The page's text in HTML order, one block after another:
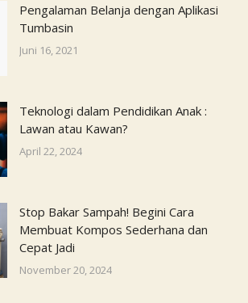
Pengalaman Belanja dengan Aplikasi
Tumbasin
Juni 16, 2021
Teknologi dalam Pendidikan Anak :
Lawan atau Kawan?
April 22, 2024
Stop Bakar Sampah! Begini Cara
Membuat Kompos Sederhana dan
Cepat Jadi
November 20, 2024